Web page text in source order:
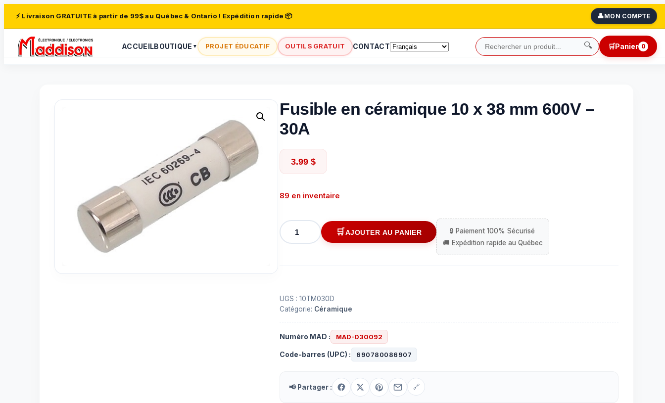
⚡ Livraison GRATUITE à partir de 99$ au Québec & Ontario ! Expédition rapide 📦 👤MON COMPTE
ACCUEILBOUTIQUE ▼ PROJET ÉDUCATIF OUTILS GRATUIT CONTACT 🔍 🛒Panier 0
Fusible en céramique 10 x 38 mm 600V –
30A
3.99 $
89 en inventaire
quantité
de
x
38
mm
600V
-
AJOUTER AU PANIER
UGS : 10TM030D
Catégorie: Céramique
Numéro MAD : MAD-030092
Code-barres (UPC) : 690780086907
📢 Partager : 🔗